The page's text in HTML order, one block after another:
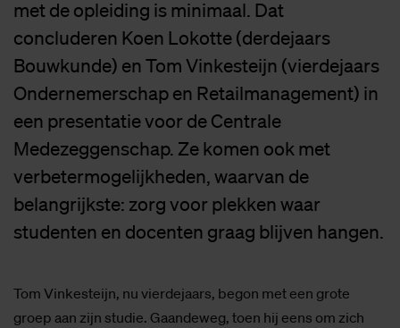
met de opleiding is minimaal. Dat
concluderen Koen Lokotte (derdejaars
Bouwkunde) en Tom Vinkesteijn (vierdejaars
Ondernemerschap en Retailmanagement) in
een presentatie voor de Centrale
Medezeggenschap. Ze komen ook met
verbetermogelijkheden, waarvan de
belangrijkste: zorg voor plekken waar
studenten en docenten graag blijven hangen.
Tom Vinkesteijn, nu vierdejaars, begon met een grote
groep aan zijn studie. Gaandeweg, toen hij eens om zich